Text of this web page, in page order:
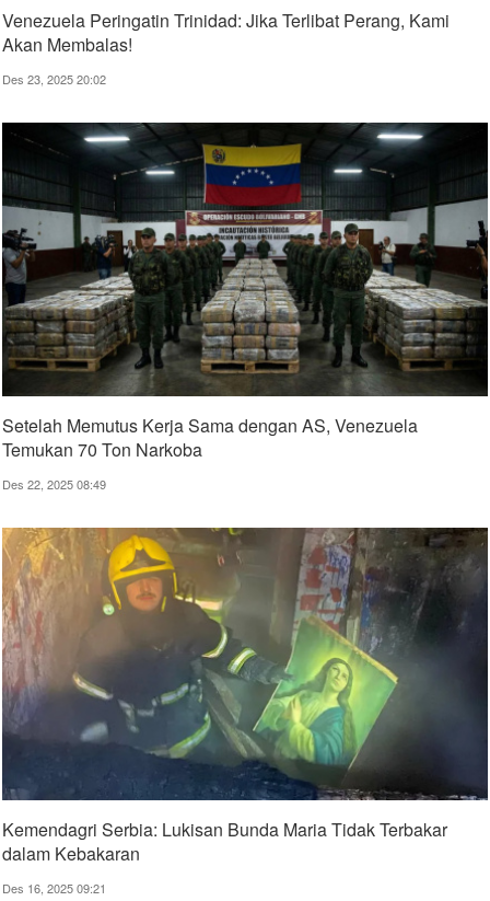
Venezuela Peringatin Trinidad: Jika Terlibat Perang, Kami
Akan Membalas!
Des 23, 2025 20:02
Setelah Memutus Kerja Sama dengan AS, Venezuela
Temukan 70 Ton Narkoba
Des 22, 2025 08:49
Kemendagri Serbia: Lukisan Bunda Maria Tidak Terbakar
dalam Kebakaran
Des 16, 2025 09:21